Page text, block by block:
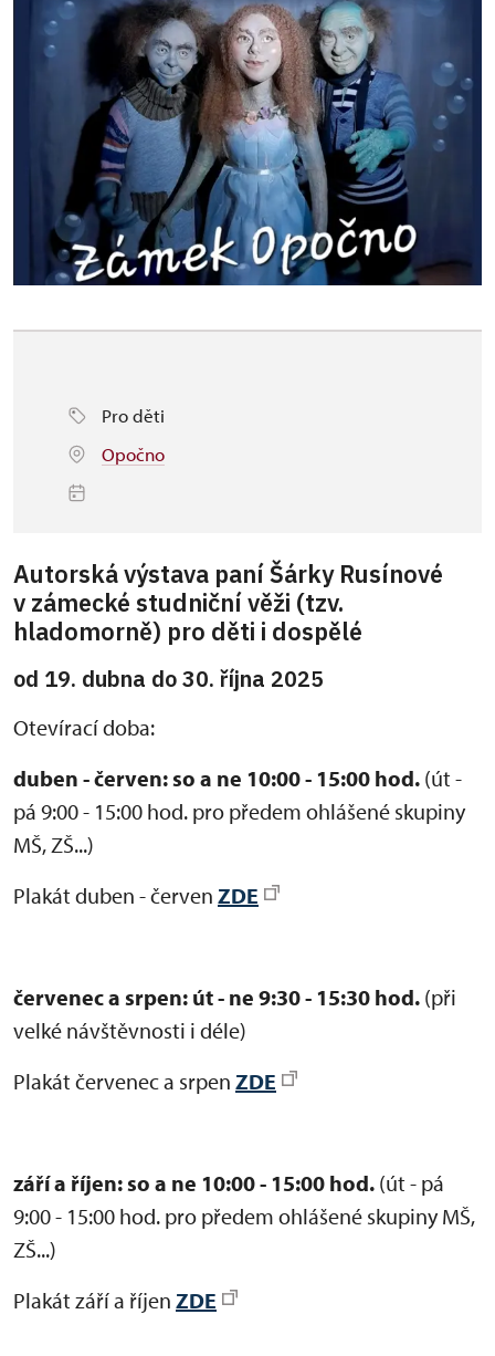
Pro děti
Opočno
Autorská výstava paní Šárky Rusínové
v zámecké studniční věži (tzv.
hladomorně) pro děti i dospělé
od 19. dubna do 30. října 2025
Otevírací doba:
duben - červen:so a ne 10:00 - 15:00 hod. (út -
pá 9:00 - 15:00 hod. pro předem ohlášené skupiny
MŠ, ZŠ...)
Plakát duben - červen ZDE
červenec a srpen: út - ne 9:30 - 15:30 hod. (při
velké návštěvnosti i déle)
Plakát červenec a srpen ZDE
září a říjen:so a ne 10:00 - 15:00 hod. (út - pá
9:00 - 15:00 hod. pro předem ohlášené skupiny MŠ,
ZŠ...)
Plakát září a říjen ZDE